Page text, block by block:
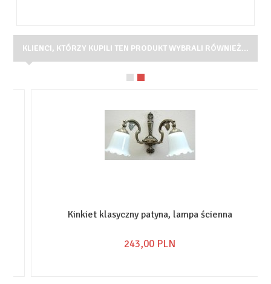
KLIENCI, KTÓRZY KUPILI TEN PRODUKT WYBRALI RÓWNIEŻ...
Kinkiet klasyczny patyna, lampa ścienna
243,00PLN